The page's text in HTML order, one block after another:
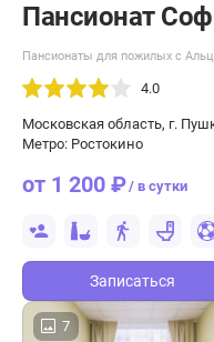
Пансионат
Пансионаты для пожилых с
4.0
Московская область, г.
Метро: Ростокино
от 1 200 ₽/ в сутки
Записаться
7